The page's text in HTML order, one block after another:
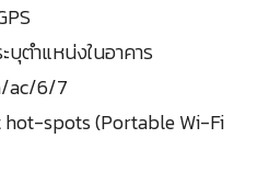
บุตำแหน่งในอาคาร
ac/6/7
spots (Portable Wi-Fi